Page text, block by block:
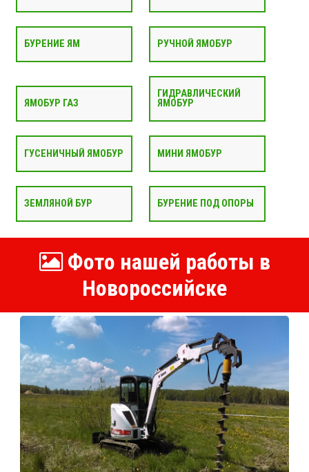
БУРЕНИЕ ЯМ РУЧНОЙ ЯМОБУР
ЯМОБУР ГАЗ
ГИДРАВЛИЧЕСКИЙ
ЯМОБУР
ГУСЕНИЧНЫЙ ЯМОБУР МИНИ ЯМОБУР
ЗЕМЛЯНОЙ БУР БУРЕНИЕ ПОД ОПОРЫ
Фото нашей работы в
Новороссийске